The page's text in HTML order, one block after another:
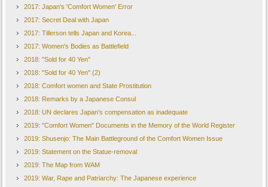
2017: Japan's 'Comfort Women' Error
2017: Secret Deal with Japan
2017: Tillerson tells Japan and Korea...
2017: Women's Bodies as Battlefield
2018: "Sold for 40 Yen"
2018: "Sold for 40 Yen" (2)
2018: Comfort women and State Prostitution
2018: Remarks by a Japanese Consul
2018: UN declares Japan’s compensation as inadequate
2019: "Comfort Women" Documents in the Memory of the World Register
2019: Shusenjo: The Main Battleground of the Comfort Women Issue
2019: Statement on the Statue-removal
2019: The Map from WAM
2019: War, Rape and Patriarchy: The Japanese experience